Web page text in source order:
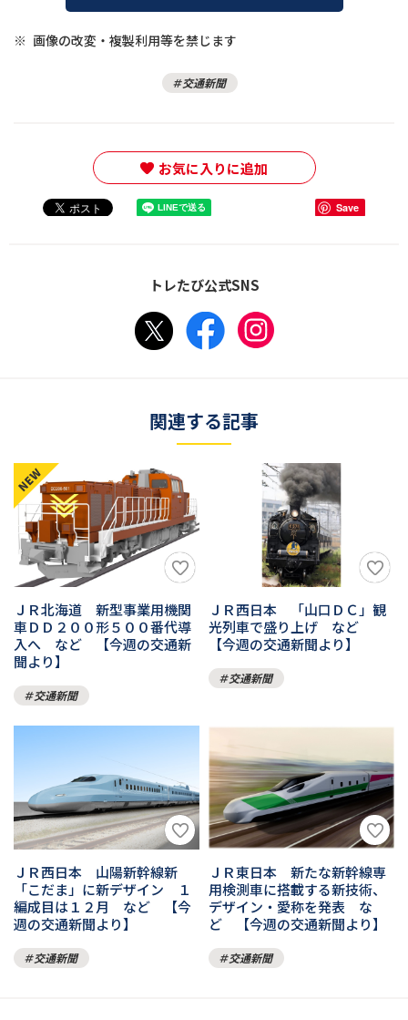
※ 画像の改変・複製利用等を禁じます
交通新聞
お気に入りに追加
Save
トレたび公式SNS
関連する記事
ＪＲ北海道 新型事業用機関
車ＤＤ２００形５００番代導
入へ など 【今週の交通新
聞より】
交通新聞
ＪＲ西日本 「山口ＤＣ」観
光列車で盛り上げ など
【今週の交通新聞より】
交通新聞
ＪＲ西日本 山陽新幹線新
「こだま」に新デザイン １
編成目は１２月 など 【今
週の交通新聞より】
交通新聞
ＪＲ東日本 新たな新幹線専
用検測車に搭載する新技術、
デザイン・愛称を発表 な
ど 【今週の交通新聞より】
交通新聞